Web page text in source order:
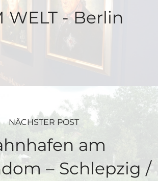
WELT - Berlin
NÄCHSTER POST
am
– Schlepzig /